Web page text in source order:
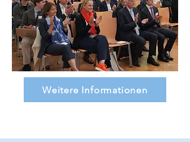
Weitere Informationen